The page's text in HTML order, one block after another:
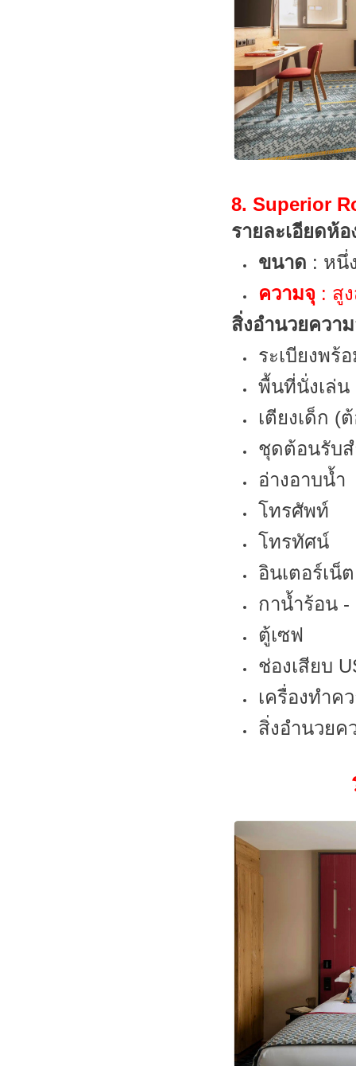
8. Superior
รายละเอียดห้อ
ขนาด : หนึ่
ความจุ : สู
สิ่งอำนวยควา
ระเบียงพร้
พื้นที่นั่งเล่น
เตียงเด็ก (
ชุดต้อนรับส
อ่างอาบน้ำ
โทรศัพท์
โทรทัศน์
อินเตอร์เน็ต
กาน้ำร้อน
ตู้เซฟ
ช่องเสียบ
เครื่องทำค
สิ่งอำนวยค